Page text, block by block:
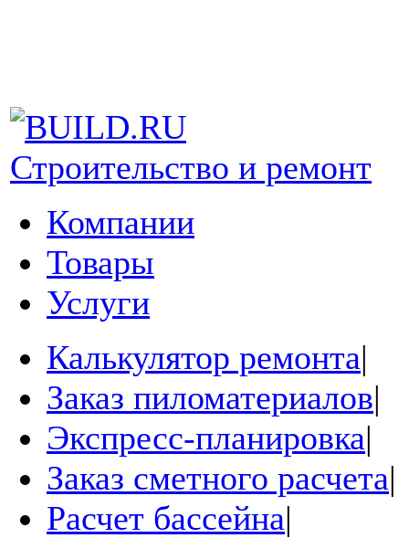
Строительство и ремонт
Компании
Товары
Услуги
Калькулятор ремонта|
Заказ пиломатериалов|
Экспресс-планировка|
Заказ сметного расчета|
Расчет бассейна|